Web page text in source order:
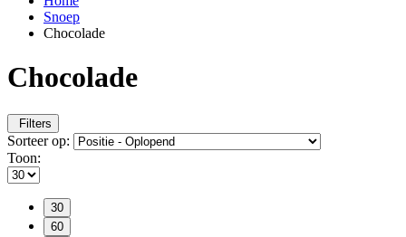
Snoep
Chocolade
Chocolade
Filters
Sorteer op:
Toon:
30
60